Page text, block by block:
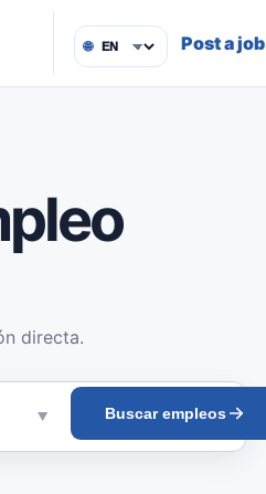
🌐 Post a job
directa.
Buscar empleos